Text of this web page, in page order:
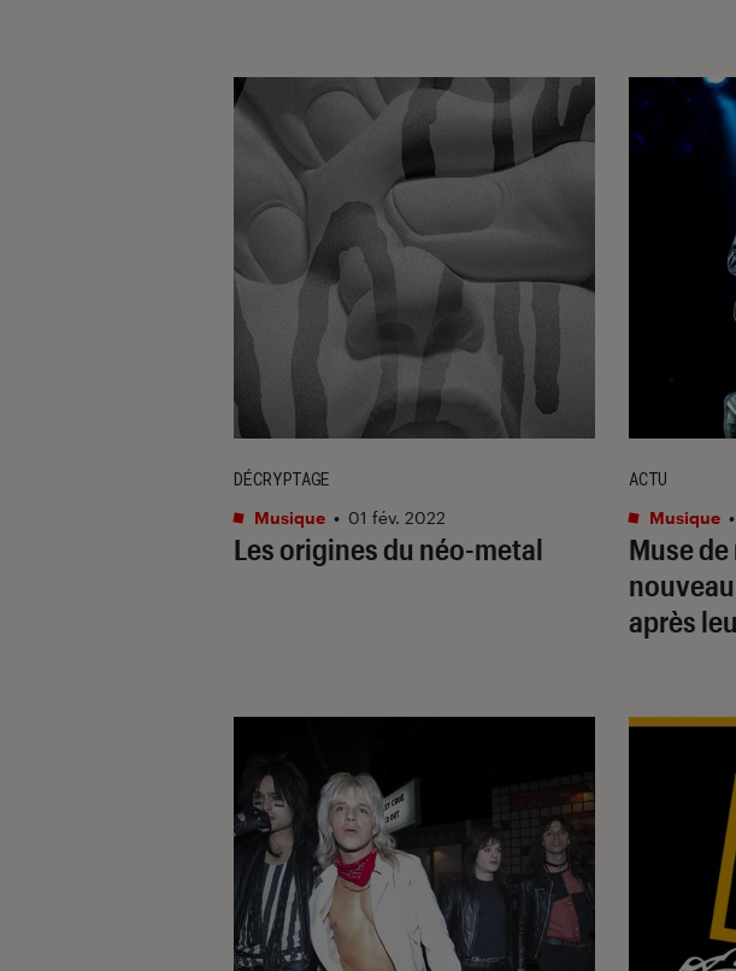
Les origines du néo-metal
DÉCRYPTAGE
Musique • 01 fév. 2022
Muse
après
ACTU
Musique •